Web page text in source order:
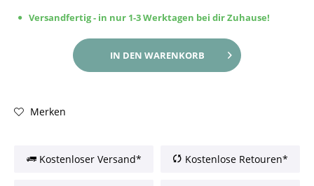
Versandfertig - in nur 1-3 Werktagen bei dir Zuhause!
IN DEN WARENKORB
Merken
Kostenloser Versand* Kostenlose Retouren*